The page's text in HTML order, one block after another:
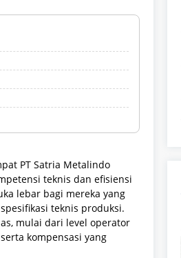
PT Satria Metalindo
teknis dan efisiensi
lebar bagi mereka yang
teknis produksi.
mulai dari level operator
kompensasi yang